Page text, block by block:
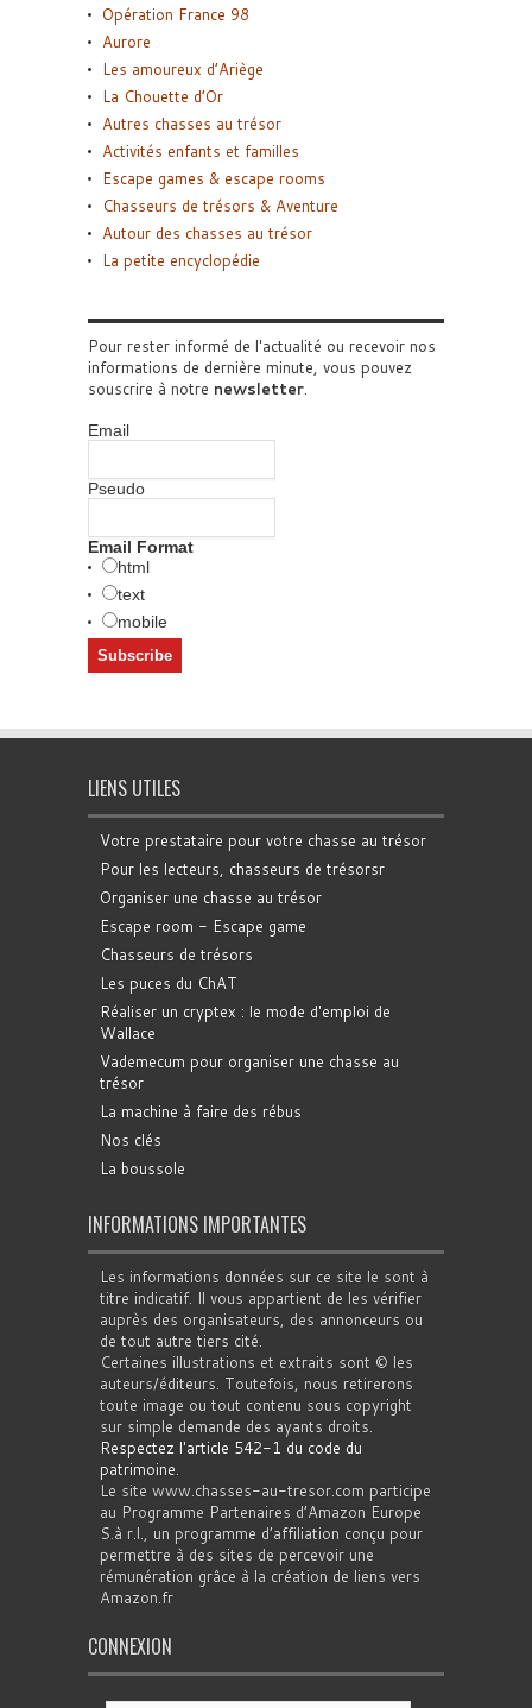
Opération France 98
Aurore
Les amoureux d’Ariège
La Chouette d’Or
Autres chasses au trésor
Activités enfants et familles
Escape games & escape rooms
Chasseurs de trésors & Aventure
Autour des chasses au trésor
La petite encyclopédie
Pour rester informé de l'actualité ou recevoir nos
informations de dernière minute, vous pouvez
souscrire à notre newsletter.
Email
Pseudo
Email Format
html
text
mobile
LIENS UTILES
Votre prestataire pour votre chasse au trésor
Pour les lecteurs, chasseurs de trésorsr
Organiser une chasse au trésor
Escape room - Escape game
Chasseurs de trésors
Les puces du ChAT
Réaliser un cryptex : le mode d'emploi de
Wallace
Vademecum pour organiser une chasse au
trésor
La machine à faire des rébus
Nos clés
La boussole
INFORMATIONS IMPORTANTES
Les informations données sur ce site le sont à
titre indicatif. Il vous appartient de les vérifier
auprès des organisateurs, des annonceurs ou
de tout autre tiers cité.
Certaines illustrations et extraits sont © les
auteurs/éditeurs. Toutefois, nous retirerons
toute image ou tout contenu sous copyright
sur simple demande des ayants droits.
Respectez l'article 542-1 du code du
patrimoine.
Le site www.chasses-au-tresor.com participe
au Programme Partenaires d’Amazon Europe
S.à r.l., un programme d’affiliation conçu pour
permettre à des sites de percevoir une
rémunération grâce à la création de liens vers
Amazon.fr
CONNEXION